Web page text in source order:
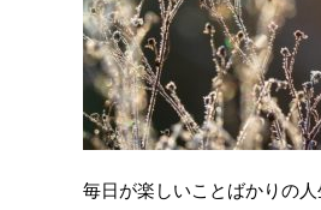
毎日が楽しいことばかりの